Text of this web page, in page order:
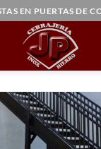
EN PUERTAS DE